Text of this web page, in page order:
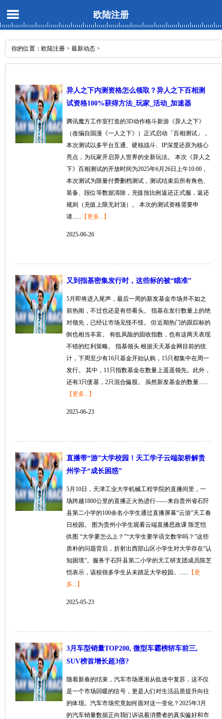
欧陆注册
你的位置： 欧陆注册 > 最新动态 >
异人之下内测资格怎么领取？异人之下百相测
试资格100%获得方法_玩家_活动_加速器
腾讯魔方工作室打造的3D动作格斗新游《异人之下》
（改编自国漫《一人之下》）正式启动「百相测试」，
本次测试以多平台互通、硬核战斗、IP深度还原为核心
亮点，为玩家开启异人世界的全新玩法。 本次《异人之
下》百相测试的开放时间为2025年6月26日上午10:00，
本次测试为限量付费删档测试，测试结束后所有角色、
装备、段位等数据清除，充值按比例返还正式服，返还
规则（充值上限无封顶）。 本次的测试资格需要申
请...... 【更多...】
2025-06-26
又到指基密集发行时，这些标的被“瞄准”
5月即将进入尾声，最后一周的新发基金市场并不如之
前热闹，不过也还是有些看头。 指基在发行数量上的绝
对领先，已经让市场见怪不怪。 但近期热门的跟踪标的
倒也相当丰富。 有低风险的固收指数，也有这两天表现
不错的红利策略。 指基领头 根据天天基金网目前的统
计，下周至少有16只基金开始认购，15只都集中在周一
发行。 其中，11只指数基金在数量上遥遥领先。此外，
还有3只债基，2只混合偏股。 虽然新发基金的数量......
【更多...】
2025-06-23
直播带“游”大学校园！天工学子云端架桥解贵
州学子“成长困惑”
5月10日，天津工业大学机械工程学院的直播间里，一
场跨越1800公里的直播正火热进行——来自贵州省石阡
县第二小学的100余名小学生通过直播屏幕“云游”天工春
日校园。 图为贵州小学生观看云端直播思政课 陈芝恺
供图 “大学要怎么上？”“大学生要学语文数学吗？”这些
质朴的问题背后，折射出西部山区小学生对大学存在“认
知困境”。服务于石阡县第二小学的天工研支团成员陈芝
恺表示，该校很多学生从未踏足大学校园。...... 【更
多...】
2025-05-23
3月车型销量TOP200, 微型车霸榜轿车前三,
SUV榜首增长超3倍?
随着新春的结束，汽车市场逐渐从低迷中复苏，这不仅
是一个市场回暖的信号，更是人们对生活品质提升向往
的体现。汽车市场究竟如何面对这一变化？2025年3月
的汽车销量数据正向我们诉说着消费者的真实偏好和市